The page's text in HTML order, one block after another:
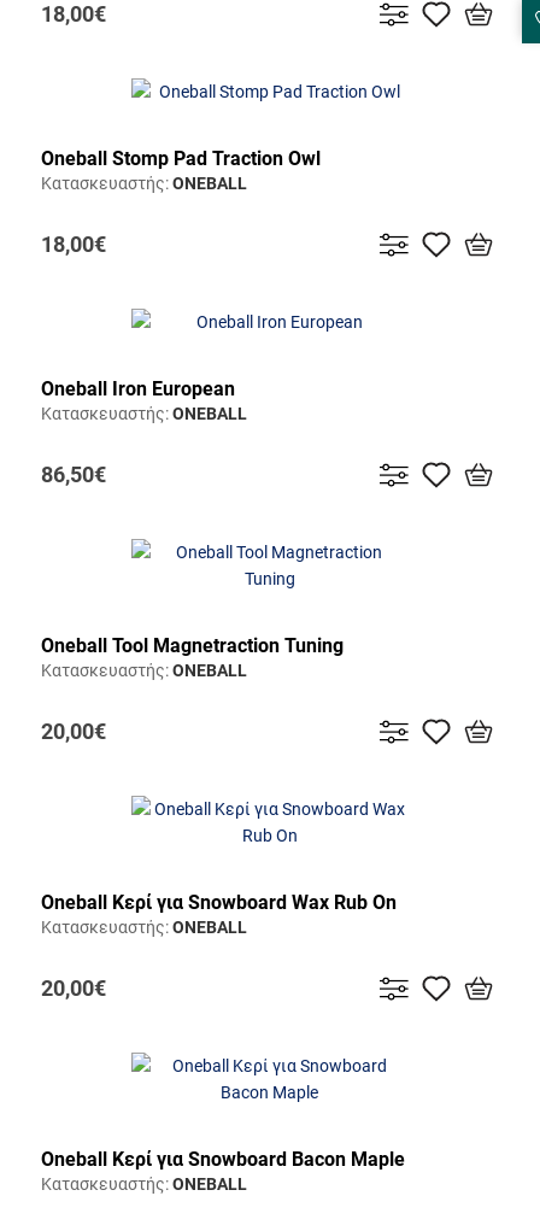
18,00€
Oneball Stomp Pad Traction Owl
Κατασκευαστής:ONEBALL
18,00€
Oneball Iron European
Κατασκευαστής:ONEBALL
86,50€
Oneball Tool Magnetraction Tuning
Κατασκευαστής:ONEBALL
20,00€
Oneball Κερί για Snowboard Wax Rub On
Κατασκευαστής:ONEBALL
20,00€
Oneball Κερί για Snowboard Bacon Maple
Κατασκευαστής:ONEBALL